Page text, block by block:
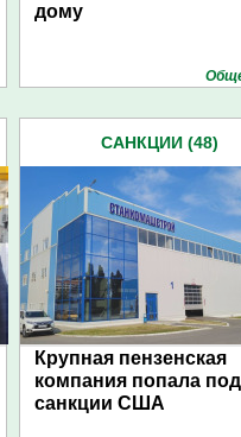
дому
САНКЦИИ (48)
Крупная пензенская
компания попала под
санкции США